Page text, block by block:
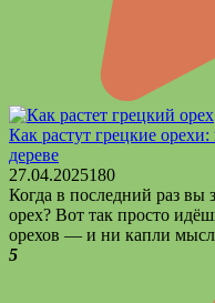
Как растут грецкие
дереве
27.04.2025180
Когда в последний раз вы
орех? Вот так просто
орехов — и ни капли
5